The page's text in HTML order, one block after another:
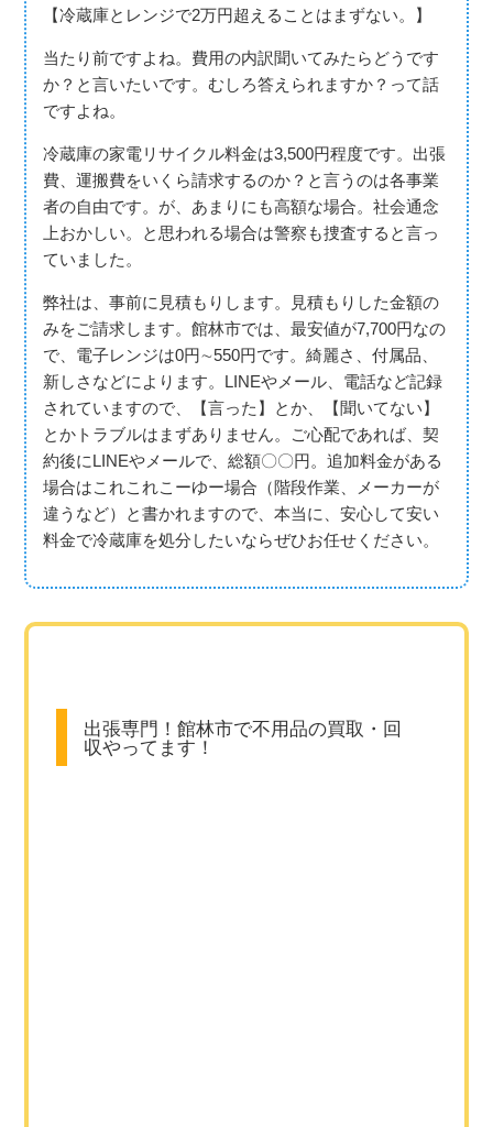
【冷蔵庫とレンジで2万円超えることはまずない。】
当たり前ですよね。費用の内訳聞いてみたらどうです
か？と言いたいです。むしろ答えられますか？って話
ですよね。
冷蔵庫の家電リサイクル料金は3,500円程度です。出張
費、運搬費をいくら請求するのか？と言うのは各事業
者の自由です。が、あまりにも高額な場合。社会通念
上おかしい。と思われる場合は警察も捜査すると言っ
ていました。
弊社は、事前に見積もりします。見積もりした金額の
みをご請求します。館林市では、最安値が7,700円なの
で、電子レンジは0円∼550円です。綺麗さ、付属品、
新しさなどによります。LINEやメール、電話など記録
されていますので、【言った】とか、【聞いてない】
とかトラブルはまずありません。ご心配であれば、契
約後にLINEやメールで、総額〇〇円。追加料金がある
場合はこれこれこーゆー場合（階段作業、メーカーが
違うなど）と書かれますので、本当に、安心して安い
料金で冷蔵庫を処分したいならぜひお任せください。
出張専門！館林市で不用品の買取・回
収やってます！